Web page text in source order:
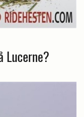
Lucerne?